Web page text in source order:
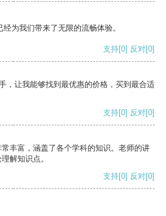
为我们带来了无限的流畅体验。
支持[0] 反对[0]
，让我能够找到最优惠的价格，买到最合适
支持[0] 反对[0]
丰富，涵盖了各个学科的知识。老师的讲
解知识点。
支持[0] 反对[0]